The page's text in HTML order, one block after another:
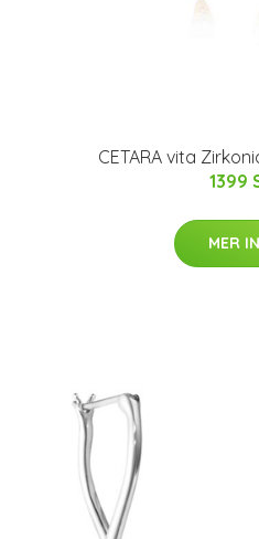
CETARA vita
1399
MER